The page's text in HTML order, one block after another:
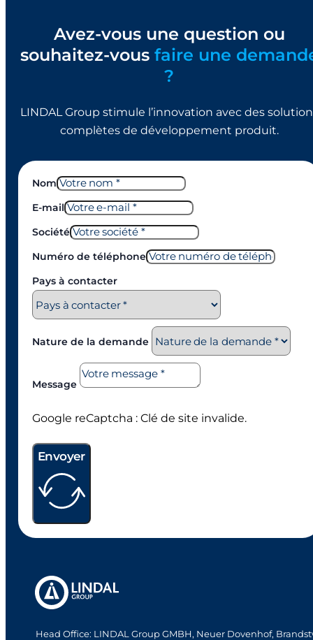
Avez-vous une question ou
souhaitez-vous faire une
?
LINDAL Group stimule l’innovation avec des
complètes de développement produit.
Nom
E-mail
Société
Numéro de téléphone
Pays à contacter
Nature de la demande
Message
Google reCaptcha : Clé de site invalide.
Envoyer
Head Office: LINDAL Group GMBH, Neuer Dovenhof,